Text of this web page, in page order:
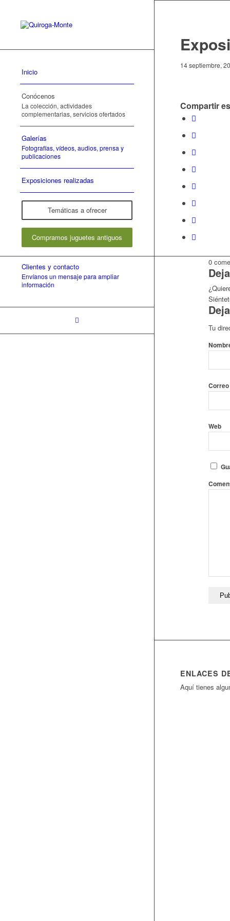
Inicio
Conócenos
La colección, actividades
complementarias, servicios ofertados
Galerías
Fotografías, vídeos, audios, prensa y
publicaciones
Exposiciones realizadas
Temáticas a ofrecer
Compramos juguetes antiguos
Clientes y contacto
Envíanos un mensaje para ampliar
información
14 septiembre,
Compartir
0
Tu
Web
ENLACES
Aquí tienes